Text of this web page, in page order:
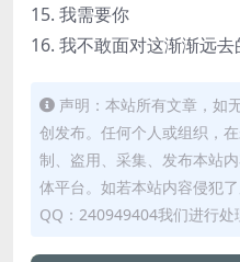
15. 我需要你
16. 我不敢面对这渐渐远去
声明：本站所有文章，如
创发布。任何个人或组织，
制、盗用、采集、发布本站
体平台。如若本站内容侵犯
QQ：240949404我们进行处